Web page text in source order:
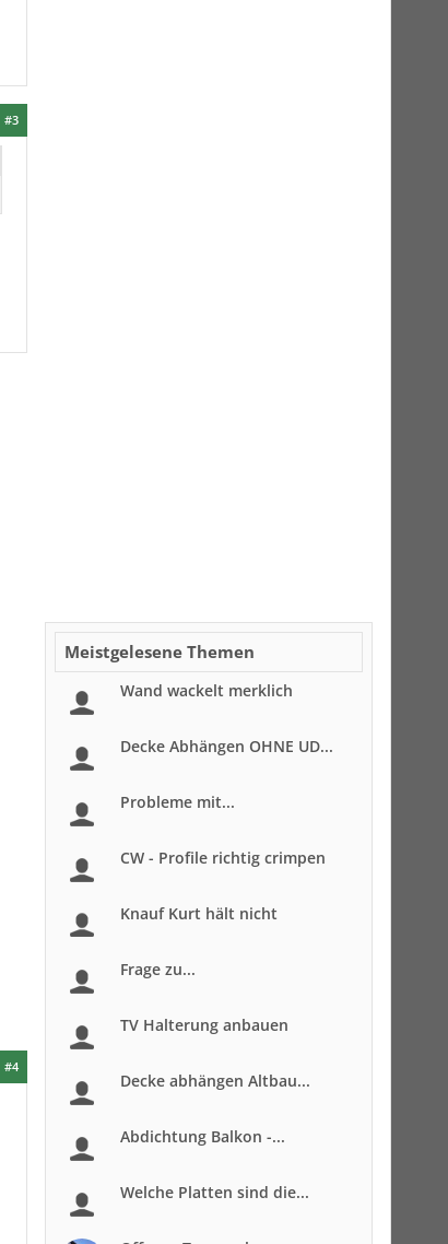
#3
#4
Meistgelesene Themen
Wand wackelt merklich
Decke Abhängen OHNE UD...
Probleme mit...
CW - Profile richtig crimpen
Knauf Kurt hält nicht
Frage zu...
TV Halterung anbauen
Decke abhängen Altbau...
Abdichtung Balkon -...
Welche Platten sind die...